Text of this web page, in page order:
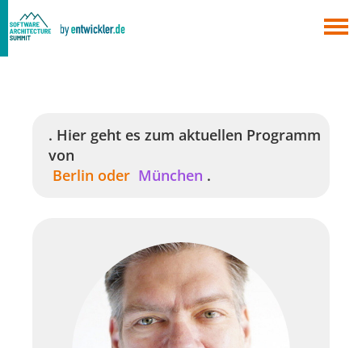
. Hier geht es zum aktuellen Programm
von
Berlin oder München .
Alle